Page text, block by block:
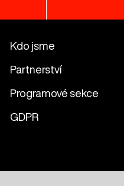
Kdo jsme
Partnerství
Programové sekce
GDPR